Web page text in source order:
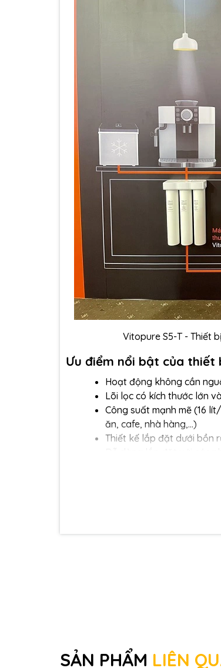
Vitopure S5-T - Thiết
Ưu điểm nổi bật của thiết
Hoạt động không cần
Lõi lọc có kích thước lớn
Công suất mạnh mẽ (16
ăn, cafe, nhà hàng,…)
Thiết kế lắp đặt dưới bồn
SẢN PHẨM LIÊN